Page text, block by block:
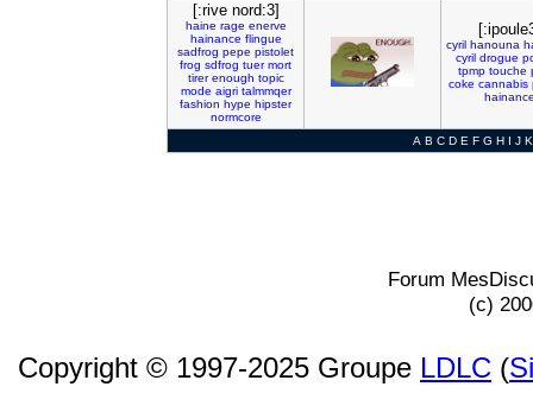
[:rive nord:3]
haine rage enerve
hainance flingue
sadfrog pepe pistolet
frog sdfrog tuer mort
tirer enough topic
mode aigri talmmqer
fashion hype hipster
normcore
cyril hanouna
cyril drogue
tpmp touche
coke cannabis
A B C D E F G H I J K
Forum
(c)
Copyright © 1997-2025 Groupe LDLC (